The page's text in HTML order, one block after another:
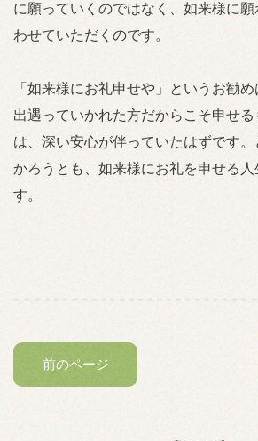
に願っていくのではなく、如来様に
わせていただくのです。
「如来様にお礼申せや」というお勧
出遇っていかれた方だからこそ申せ
は、深い安心が伴っていたはずです
かろうとも、如来様にお礼を申せる
す。
前のページ